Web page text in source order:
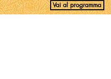
Vai al programma